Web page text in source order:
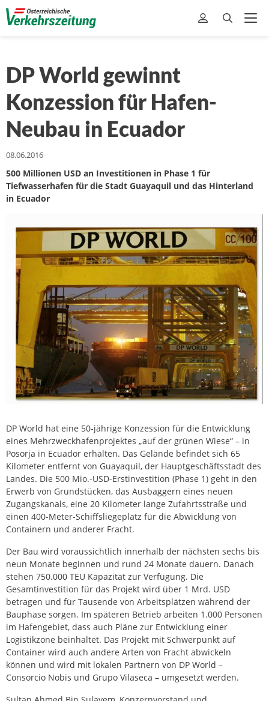
DP World gewinnt
Konzession für Hafen-
Neubau in Ecuador
08.06.2016
500 Millionen USD an Investitionen in Phase 1 für
Tiefwasserhafen für die Stadt Guayaquil und das Hinterland
in Ecuador
DP World hat eine 50-jährige Konzession für die Entwicklung
eines Mehrzweckhafenprojektes „auf der grünen Wiese“ – in
Posorja in Ecuador erhalten. Das Gelände befindet sich 65
Kilometer entfernt von Guayaquil, der Hauptgeschäftsstadt des
Landes. Die 500 Mio.-USD-Erstinvestition (Phase 1) geht in den
Erwerb von Grundstücken, das Ausbaggern eines neuen
Zugangskanals, eine 20 Kilometer lange Zufahrtsstraße und
einen 400-Meter-Schiffsliegeplatz für die Abwicklung von
Containern und anderer Fracht.
Der Bau wird voraussichtlich innerhalb der nächsten sechs bis
neun Monate beginnen und rund 24 Monate dauern. Danach
stehen 750.000 TEU Kapazität zur Verfügung. Die
Gesamtinvestition für das Projekt wird über 1 Mrd. USD
betragen und für Tausende von Arbeitsplätzen während der
Bauphase sorgen. Im späteren Betrieb arbeiten 1.000 Personen
im Hafengebiet, dass auch Pläne zur Entwicklung einer
Logistikzone beinhaltet. Das Projekt mit Schwerpunkt auf
Container wird auch andere Arten von Fracht abwickeln
können und wird mit lokalen Partnern von DP World –
Consorcio Nobis und Grupo Vilaseca – umgesetzt werden.